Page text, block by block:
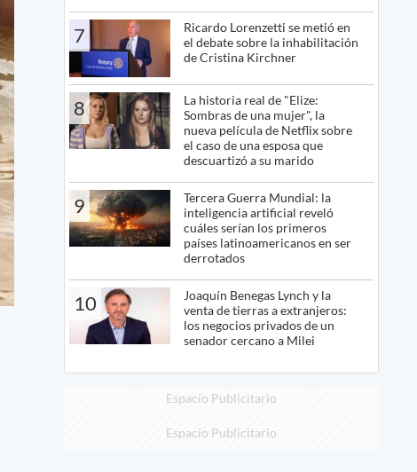
7
Ricardo Lorenzetti se metió en
el debate sobre la inhabilitación
de Cristina Kirchner
8
La historia real de "Elize:
Sombras de una mujer", la
nueva película de Netflix sobre
el caso de una esposa que
descuartizó a su marido
9
Tercera Guerra Mundial: la
inteligencia artificial reveló
cuáles serían los primeros
países latinoamericanos en ser
derrotados
10
Joaquín Benegas Lynch y la
venta de tierras a extranjeros:
los negocios privados de un
senador cercano a Milei
Espacio Publicitario
Espacio Publicitario